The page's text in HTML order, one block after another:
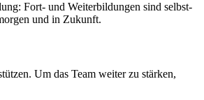
Fort- und Weiter­bildungen sind selbst­
und in Zukunft.
Um das Team weiter zu stärken,